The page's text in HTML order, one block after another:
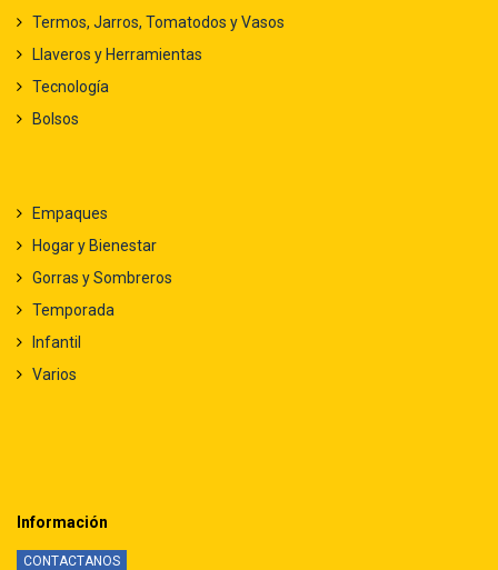
Termos, Jarros, Tomatodos y Vasos
Llaveros y Herramientas
Tecnología
Bolsos
Empaques
Hogar y Bienestar
Gorras y Sombreros
Temporada
Infantil
Varios
Información
CONTACTANOS